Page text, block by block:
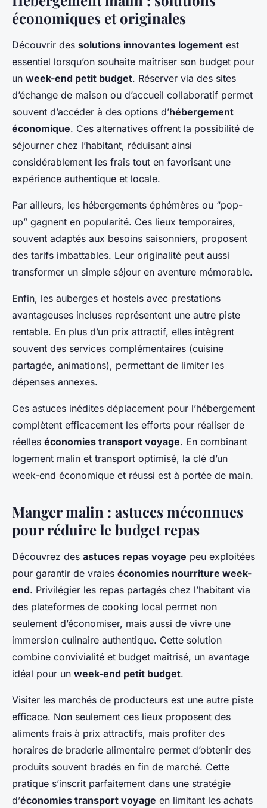
économiques et originales
Découvrir des solutions innovantes logement est
essentiel lorsqu’on souhaite maîtriser son budget pour
un week-end petit budget. Réserver via des sites
d’échange de maison ou d’accueil collaboratif permet
souvent d’accéder à des options d’hébergement
économique. Ces alternatives offrent la possibilité de
séjourner chez l’habitant, réduisant ainsi
considérablement les frais tout en favorisant une
expérience authentique et locale.
Par ailleurs, les hébergements éphémères ou “pop-
up” gagnent en popularité. Ces lieux temporaires,
souvent adaptés aux besoins saisonniers, proposent
des tarifs imbattables. Leur originalité peut aussi
transformer un simple séjour en aventure mémorable.
Enfin, les auberges et hostels avec prestations
avantageuses incluses représentent une autre piste
rentable. En plus d’un prix attractif, elles intègrent
souvent des services complémentaires (cuisine
partagée, animations), permettant de limiter les
dépenses annexes.
Ces astuces inédites déplacement pour l’hébergement
complètent efficacement les efforts pour réaliser de
réelles économies transport voyage. En combinant
logement malin et transport optimisé, la clé d’un
week-end économique et réussi est à portée de main.
Manger malin : astuces méconnues
pour réduire le budget repas
Découvrez des astuces repas voyage peu exploitées
pour garantir de vraies économies nourriture week-
end. Privilégier les repas partagés chez l’habitant via
des plateformes de cooking local permet non
seulement d’économiser, mais aussi de vivre une
immersion culinaire authentique. Cette solution
combine convivialité et budget maîtrisé, un avantage
idéal pour un week-end petit budget.
Visiter les marchés de producteurs est une autre piste
efficace. Non seulement ces lieux proposent des
aliments frais à prix attractifs, mais profiter des
horaires de braderie alimentaire permet d’obtenir des
produits souvent bradés en fin de marché. Cette
pratique s’inscrit parfaitement dans une stratégie
d’économies transport voyage en limitant les achats